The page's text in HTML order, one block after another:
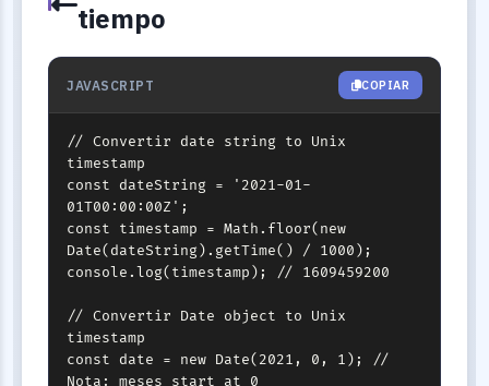
tiempo
JAVASCRIPT COPIAR
// Convertir date string to Unix
timestamp
const dateString = '2021-01-
01T00:00:00Z';
const timestamp = Math.floor(new
Date(dateString).getTime() / 1000);
console.log(timestamp); // 1609459200
// Convertir Date object to Unix
timestamp
const date = new Date(2021, 0, 1); //
Nota: meses start at 0